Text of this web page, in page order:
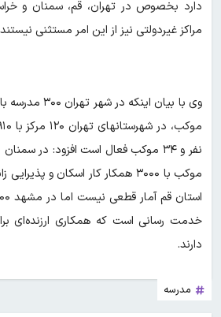
دارد بخصوص در تهران، قم، سمنان و
مراکز غیردولتی نیز از این امر مستثنی
موکب با ۳۰۰۰ همکار کار اسکان و
خدمت رسانی است که همکاری ارزنده‌ای
دارند.
مدرسه